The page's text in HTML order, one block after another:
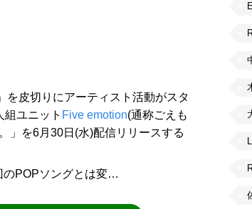
皮切りにアーティスト活動がスタ
ユニット Five emotion(通称ごえも
」を6月30日(水)配信リリースする
のPOPソングとは変…